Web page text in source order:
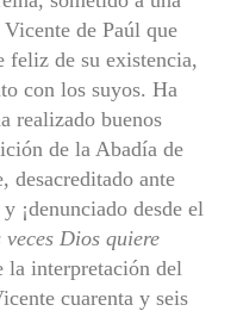
de Paúl que
feliz de su existencia,
con los suyos. Ha
realizado buenos
de la Abadía de
desacreditado ante
¡denunciado desde el
veces Dios quiere
la interpretación del
cuarenta y seis